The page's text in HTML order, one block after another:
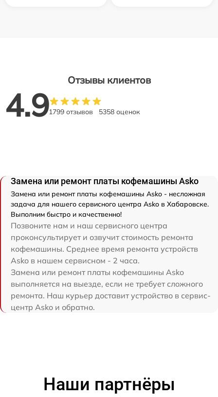
Отзывы клиентов
4.91799 отзывов 5358 оценок
Замена или ремонт платы кофемашины Asko
Замена или ремонт платы кофемашины Asko - несложная
задача для нашего сервисного центра Asko в Хабаровске.
Выполним быстро и качественно!
Позвоните нам и наш сервисного центра
проконсультирует и озвучит стоимость ремонта
кофемашины. Среднее время ремонта устройств
Asko в нашем сервисном - 2 часа.
Замена или ремонт платы кофемашины Asko
выполняется на выезде, если не требует сложного
ремонта. Наш курьер доставит устройство в сервис-
центр Asko и обратно.
Наши партнёры